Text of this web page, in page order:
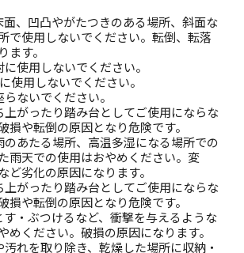
面、凹凸やがたつきのある場所、斜面な
で使用しないでください。転倒、転落
ます。
使用しないでください。
使用しないでください。
ないでください。
上がったり踏み台としてご使用にならな
損や転倒の原因となり危険です。
のあたる場所、高温多湿になる場所での
雨天での使用はおやめください。変
ど劣化の原因になります。
上がったり踏み台としてご使用にならな
損や転倒の原因となり危険です。
す・ぶつけるなど、衝撃を与えるような
めください。破損の原因になります。
れを取り除き、乾燥した場所に収納・